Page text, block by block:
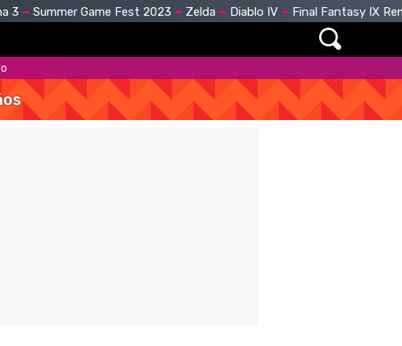
3 Summer Game Fest 2023 Zelda Diablo IV Final Fantasy IX